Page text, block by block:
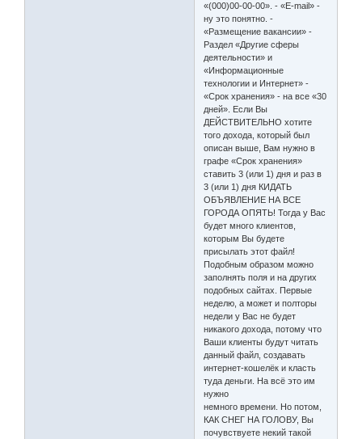
«(000)00-00-00». - «E-mail» -
ну это понятно. -
«Размещение вакансии» -
Раздел «Другие сферы
деятельности» и
«Информационные
технологии и Интернет» -
«Срок хранения» - на все «30
дней». Если Вы
ДЕЙСТВИТЕЛЬНО хотите
того дохода, который был
описан выше, Вам нужно в
графе «Срок хранения»
ставить 3 (или 1) дня и раз в
3 (или 1) дня КИДАТЬ
ОБЪЯВЛЕНИЕ НА ВСЕ
ГОРОДА ОПЯТЬ! Тогда у Вас
будет много клиентов,
которым Вы будете
присылать этот файл!
Подобным образом можно
заполнять поля и на других
подобных сайтах. Первые
неделю, а может и полторы
недели у Вас не будет
никакого дохода, потому что
Ваши клиенты будут читать
данный файл, создавать
интернет-кошелёк и класть
туда деньги. На всё это им
нужно
немного времени. Но потом,
КАК СНЕГ НА ГОЛОВУ, Вы
почувствуете некий такой